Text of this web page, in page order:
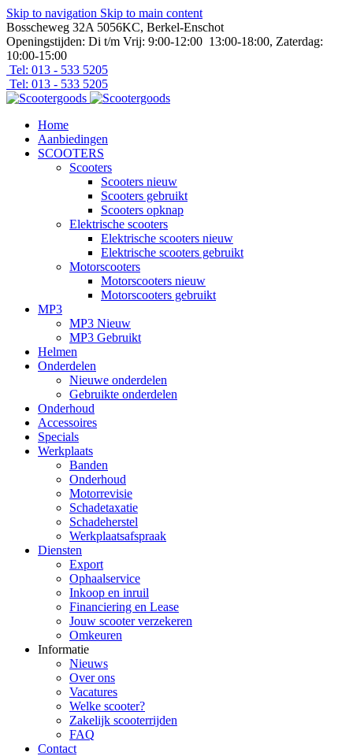
Skip to navigation Skip to main content
Bosscheweg 32A 5056KC, Berkel-Enschot
Openingstijden: Di t/m Vrij: 9:00-12:00 13:00-18:00, Zaterdag:
10:00-15:00
Tel: 013 - 533 5205
Tel: 013 - 533 5205
Home
Aanbiedingen
SCOOTERS
Scooters
Scooters nieuw
Scooters gebruikt
Scooters opknap
Elektrische scooters
Elektrische scooters nieuw
Elektrische scooters gebruikt
Motorscooters
Motorscooters nieuw
Motorscooters gebruikt
MP3
MP3 Nieuw
MP3 Gebruikt
Helmen
Onderdelen
Nieuwe onderdelen
Gebruikte onderdelen
Onderhoud
Accessoires
Specials
Werkplaats
Banden
Onderhoud
Motorrevisie
Schadetaxatie
Schadeherstel
Werkplaatsafspraak
Diensten
Export
Ophaalservice
Inkoop en inruil
Financiering en Lease
Jouw scooter verzekeren
Omkeuren
Informatie
Nieuws
Over ons
Vacatures
Welke scooter?
Zakelijk scooterrijden
FAQ
Contact